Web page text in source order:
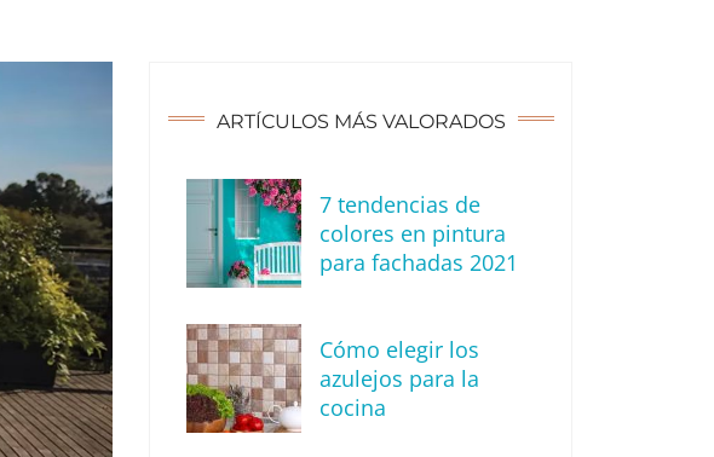
ARTÍCULOS MÁS VALORADOS
7 tendencias de
colores en pintura
para fachadas 2021
Cómo elegir los
azulejos para la
cocina